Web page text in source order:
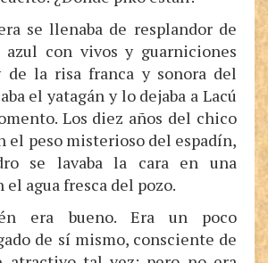
se llenaba de resplandor de
azul con vivos y guarniciones
de la risa franca y sonora del
el yatagán y lo dejaba a Lacú
Los diez años del chico
el peso misterioso del espadín,
se lavaba la cara en una
el agua fresca del pozo.
era bueno. Era un poco
de sí mismo, consciente de